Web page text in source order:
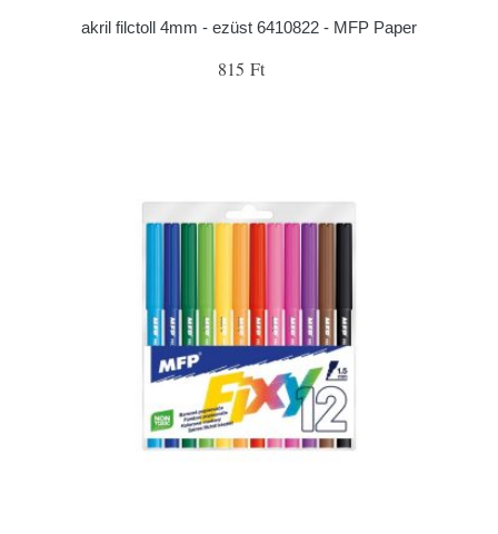
akril filctoll 4mm - ezüst 6410822 - MFP Paper
815 Ft